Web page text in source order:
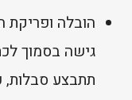
הובלה
גישה בסמוך
תתבצע סבלות,